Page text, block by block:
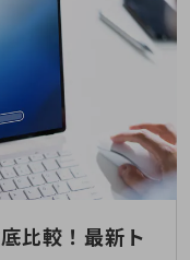
比較！最新ト